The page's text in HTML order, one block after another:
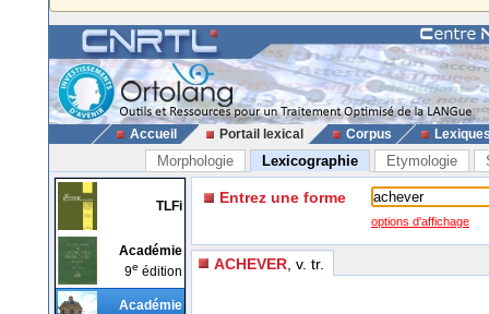
Accueil Portail lexical Corpus
Morphologie Lexicographie Etymologie
TLFi
Académie
9e édition
Académie
Entrez une forme
options d'affichage
ACHEVER , v. tr.